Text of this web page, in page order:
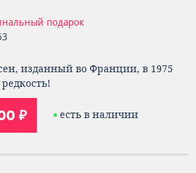
подарок
изданный во Франции, в 1975
₽ есть в наличии